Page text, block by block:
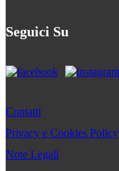
Seguici Su
Contatti
Privacy e Cookies Policy
Note Legali